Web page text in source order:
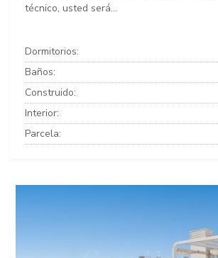
técnico, usted será...
Dormitorios:
Baños:
Construido:
Interior:
Parcela: